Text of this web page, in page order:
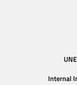
Internal